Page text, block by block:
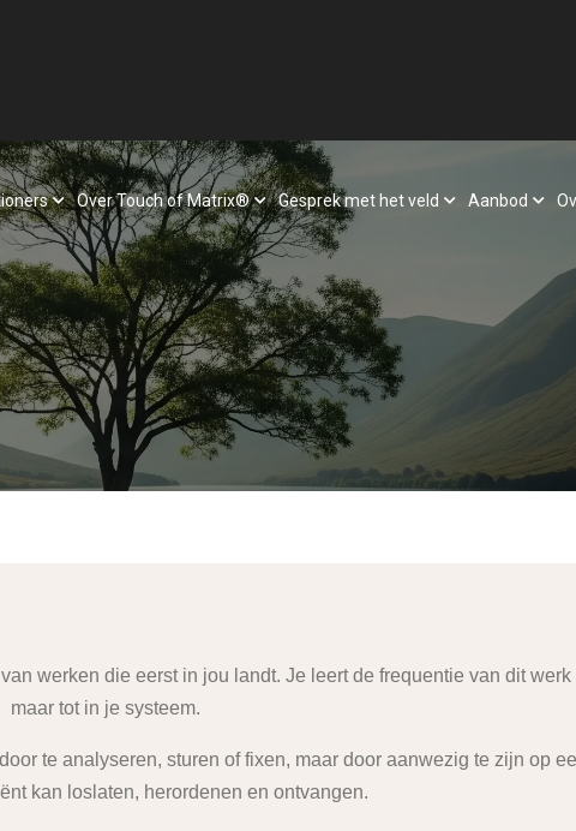
Over Touch of Matrix® Gesprek met het veld Aanbod
werken die eerst in jou landt. Je leert de frequentie van dit
maar tot in je systeem.
te analyseren, sturen of fixen, maar door aanwezig te zijn op
kan loslaten, herordenen en ontvangen.